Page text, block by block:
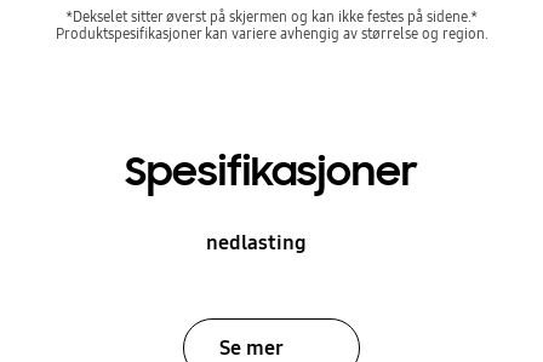
*Dekselet sitter øverst på skjermen og kan ikke festes på sidene.*
Produktspesifikasjoner kan variere avhengig av størrelse og region.
Spesifikasjoner
nedlasting
Se mer